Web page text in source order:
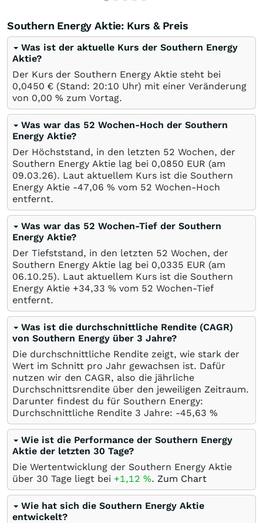
Southern Energy Aktie: Kurs & Preis
Was ist der aktuelle Kurs der Southern Energy
Aktie?
Der Kurs der Southern Energy Aktie steht bei
0,0450 € (Stand: 20:10 Uhr) mit einer Veränderung
von 0,00 % zum Vortag.
Was war das 52 Wochen-Hoch der Southern
Energy Aktie?
Der Höchststand, in den letzten 52 Wochen, der
Southern Energy Aktie lag bei 0,0850 EUR (am
09.03.26). Laut aktuellem Kurs ist die Southern
Energy Aktie -47,06 % vom 52 Wochen-Hoch
entfernt.
Was war das 52 Wochen-Tief der Southern
Energy Aktie?
Der Tiefststand, in den letzten 52 Wochen, der
Southern Energy Aktie lag bei 0,0335 EUR (am
06.10.25). Laut aktuellem Kurs ist die Southern
Energy Aktie +34,33 % vom 52 Wochen-Tief
entfernt.
Was ist die durchschnittliche Rendite (CAGR)
von Southern Energy über 3 Jahre?
Die durchschnittliche Rendite zeigt, wie stark der
Wert im Schnitt pro Jahr gewachsen ist. Dafür
nutzen wir den CAGR, also die jährliche
Durchschnittsrendite über den jeweiligen Zeitraum.
Darunter findest du für Southern Energy:
Durchschnittliche Rendite 3 Jahre: -45,63 %
Wie ist die Performance der Southern Energy
Aktie der letzten 30 Tage?
Die Wertentwicklung der Southern Energy Aktie
über 30 Tage liegt bei +1,12 %. Zum Chart
Wie hat sich die Southern Energy Aktie
entwickelt?